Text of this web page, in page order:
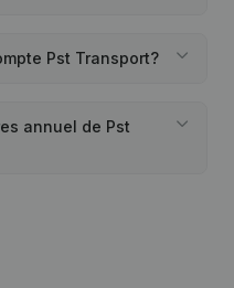
Pst Transport?
annuel de Pst